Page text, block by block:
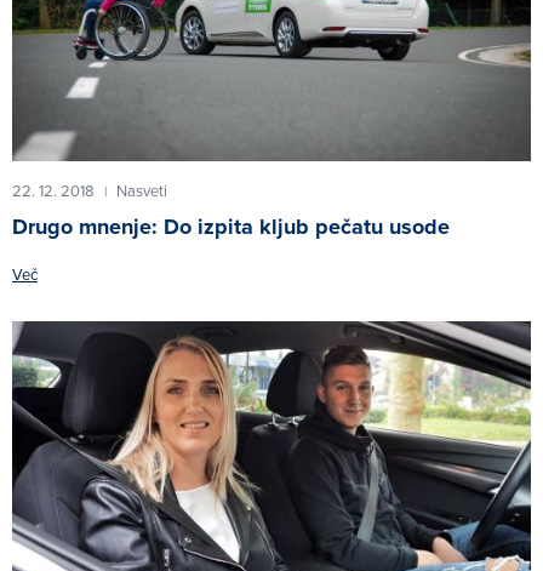
22. 12. 2018 | Nasveti
Drugo mnenje: Do izpita kljub pečatu usode
Več